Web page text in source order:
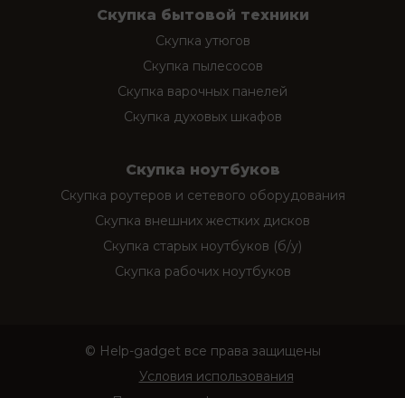
Скупка бытовой техники
Скупка утюгов
Скупка пылесосов
Скупка варочных панелей
Скупка духовых шкафов
Скупка ноутбуков
Скупка роутеров и сетевого оборудования
Скупка внешних жестких дисков
Скупка старых ноутбуков (б/у)
Скупка рабочих ноутбуков
© Help-gadget все права защищены
Условия использования